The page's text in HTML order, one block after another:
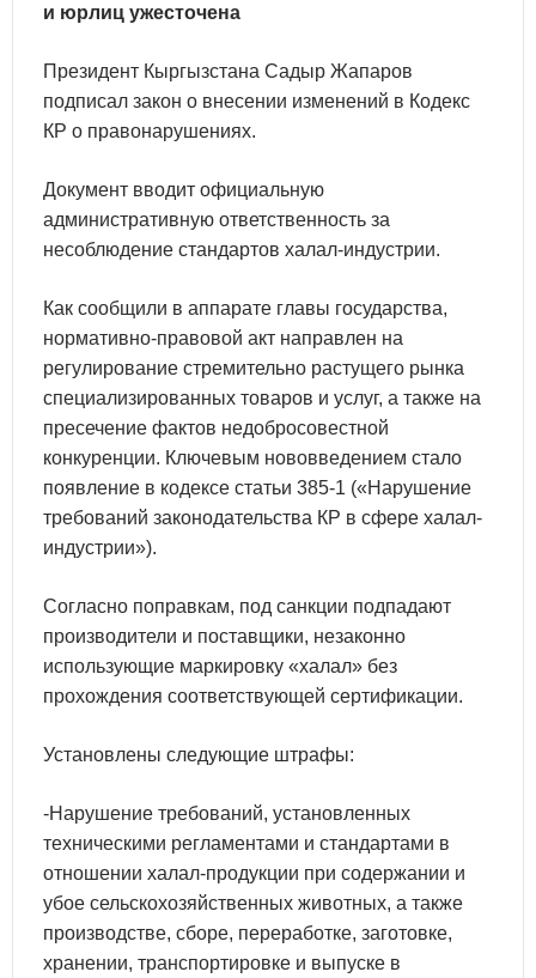
и юрлиц ужесточена
Президент Кыргызстана Садыр Жапаров
подписал закон о внесении изменений в Кодекс
КР о правонарушениях.
Документ вводит официальную
административную ответственность за
несоблюдение стандартов халал-индустрии.
Как сообщили в аппарате главы государства,
нормативно-правовой акт направлен на
регулирование стремительно растущего рынка
специализированных товаров и услуг, а также на
пресечение фактов недобросовестной
конкуренции. Ключевым нововведением стало
появление в кодексе статьи 385-1 («Нарушение
требований законодательства КР в сфере халал-
индустрии»).
Согласно поправкам, под санкции подпадают
производители и поставщики, незаконно
использующие маркировку «халал» без
прохождения соответствующей сертификации.
Установлены следующие штрафы:
-Нарушение требований, установленных
техническими регламентами и стандартами в
отношении халал-продукции при содержании и
убое сельскохозяйственных животных, а также
производстве, сборе, переработке, заготовке,
хранении, транспортировке и выпуске в